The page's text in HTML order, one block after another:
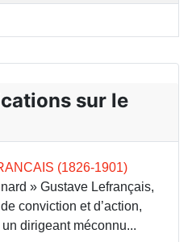
sur le
(1826-1901)
» Gustave Lefrançais,
conviction et d’action,
un dirigeant méconnu...